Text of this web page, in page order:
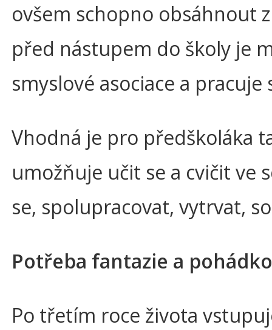
ovšem schopno obsáhnout
před nástupem do školy je
smyslové asociace a
Vhodná je pro předškoláka
umožňuje učit se a cvičit
se, spolupracovat, vytrvat,
Potřeba fantazie a
Po třetím roce života